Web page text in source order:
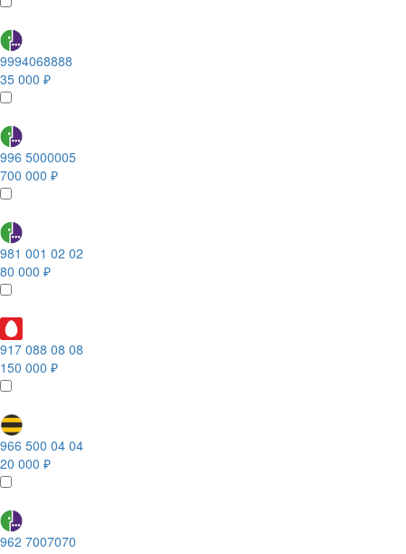
9994068888
35 000 ₽
996 5000005
700 000 ₽
981 001 02 02
80 000 ₽
917 088 08 08
150 000 ₽
966 500 04 04
20 000 ₽
962 7007070